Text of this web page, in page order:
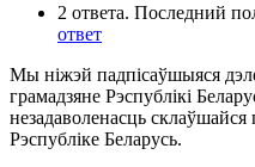
2 ответа. Последний
ответ
Мы ніжэй падпісаўшыяся
грамадзяне Рэспублікі
незадаволенасць
Рэспубліке Беларусь.